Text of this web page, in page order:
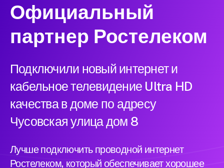
Официальный
партнер Ростелеком
Подключили новый интернет и
кабельное телевидение Ultra HD
качества в доме по адресу
Чусовская улица дом 8
Лучше подключить проводной интернет
Ростелеком, который обеспечивает хорошее